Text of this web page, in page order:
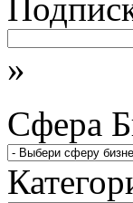
»
Сфера